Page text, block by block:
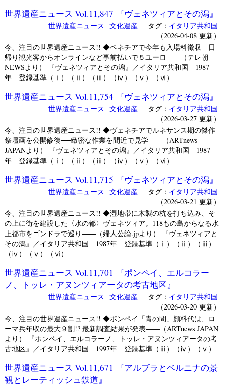
世界遺産ニュース Vol.11,847 『ヴェネツィアとその潟』
世界遺産ニュース 文化遺産タグ： イタリア共和国
（2026-04-08 更新）
今、注目の世界遺産ニュース!! ◆ベネチアで今年も入場料徴収 日
帰り観光客からオンラインなど事前払いで５ユーロ――（テレ朝
NEWSより） 『ヴェネツィアとその潟』／イタリア共和国 1987
年 登録基準（ⅰ）（ⅱ）（ⅲ）（ⅳ）（ⅴ）（ⅵ）
世界遺産ニュース Vol.11,754 『ヴェネツィアとその潟』
世界遺産ニュース 文化遺産タグ： イタリア共和国
（2026-03-27 更新）
今、注目の世界遺産ニュース!! ◆ヴェネチアでルネサンス期の傑作
祭壇画を公開修復──緻密な作業を間近で見学――（ARTnews
JAPANより） 『ヴェネツィアとその潟』／イタリア共和国 1987
年 登録基準（ⅰ）（ⅱ）（ⅲ）（ⅳ）（ⅴ）（ⅵ）
世界遺産ニュース Vol.11,715 『ヴェネツィアとその潟』
世界遺産ニュース 文化遺産タグ： イタリア共和国
（2026-03-21 更新）
今、注目の世界遺産ニュース!! ◆湿地帯に木製の杭を打ち込み、そ
の上に街を建設した〈水の都〉ヴェネツィア。118もの島からなる水
上都市をゴンドラで巡り――（婦人公論.jpより） 『ヴェネツィアと
その潟』／イタリア共和国 1987年 登録基準（ⅰ）（ⅱ）（ⅲ）
（ⅳ）（ⅴ）（ⅵ）
世界遺産ニュース Vol.11,701 『ポンペイ、エルコラー
ノ、トッレ・アヌンツィアータの考古地区』
世界遺産ニュース 文化遺産タグ： イタリア共和国
（2026-03-20 更新）
今、注目の世界遺産ニュース!! ◆ポンペイ「青の間」顔料代は、ロ
ーマ兵年収の最大９割!? 最新調査結果が発表――（ARTnews JAPAN
より） 『ポンペイ、エルコラーノ、トッレ・アヌンツィアータの考
古地区』／イタリア共和国 1997年 登録基準（ⅲ）（ⅳ）（ⅴ）
世界遺産ニュース Vol.11,671 『アルブラとベルニナの景
観とレーティッシュ鉄道』